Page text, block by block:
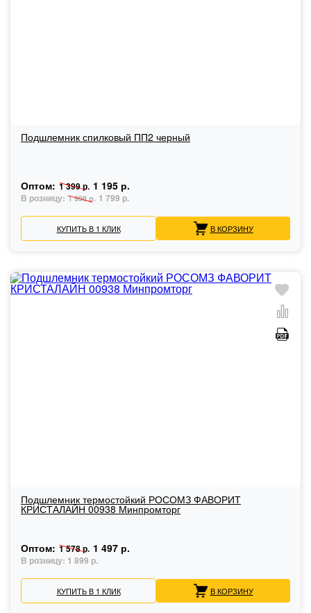
Подшлемник спилковый ПП2 черный
Оптом: 1 399 р. 1 195 р.
В розницу: 1 998 р. 1 799 р.
КУПИТЬ В 1 КЛИК В КОРЗИНУ
Подшлемник термостойкий РОСОМЗ ФАВОРИТ
КРИСТАЛАЙН 00938 Минпромторг
Оптом: 1 578 р. 1 497 р.
В розницу: 1 899 р.
КУПИТЬ В 1 КЛИК В КОРЗИНУ